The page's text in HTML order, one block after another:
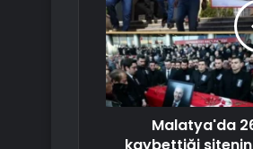
Malatya'da